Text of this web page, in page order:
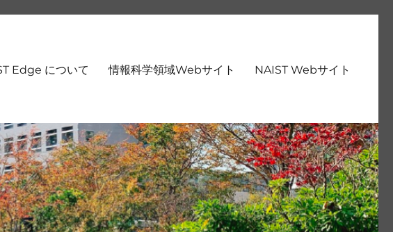
Edge について 情報科学領域Webサイト NAIST Webサイト